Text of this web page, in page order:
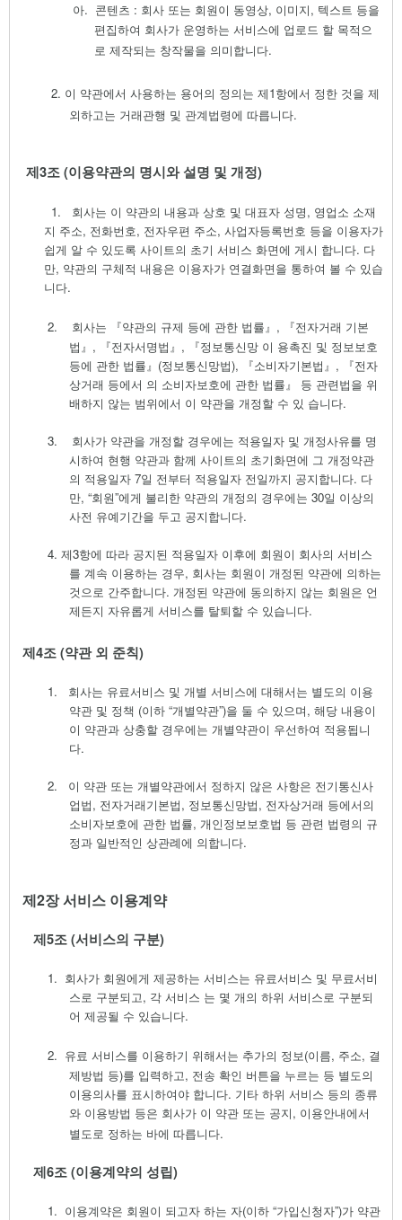
아. 콘텐츠 : 회사 또는 회원이 동영상, 이미지, 텍스트 등을
편집하여 회사가 운영하는 서비스에 업로드 할 목적으
로 제작되는 창작물을 의미합니다.
2. 이 약관에서 사용하는 용어의 정의는 제1항에서 정한 것을 제
외하고는 거래관행 및 관계법령에 따릅니다.
제3조(이용약관의 명시와 설명 및 개정)
1. 회사는 이 약관의 내용과 상호 및 대표자 성명, 영업소 소재
지 주소, 전화번호, 전자우편 주소, 사업자등록번호 등을 이용자가
쉽게 알 수 있도록 사이트의 초기 서비스 화면에 게시 합니다. 다
만, 약관의 구체적 내용은 이용자가 연결화면을 통하여 볼 수 있습
니다.
2. 회사는 『약관의 규제 등에 관한 법률』 ,
『전자거래 기본
법』 , 『전자서명법』 ,
『정보통신망 이 용촉진 및 정보보호
등에 관한 법률』 (정보통신망법), 『소비자기본법』 ,
『전자
상거래 등에서 의 소비자보호에 관한 법률』 등 관련법을 위
배하지 않는 범위에서 이 약관을 개정할 수 있 습니다.
3.
회사가 약관을 개정할 경우에는 적용일자 및 개정사유를 명
시하여 현행 약관과 함께 사이트의 초기화면에 그 개정약관
의 적용일자 7일 전부터 적용일자 전일까지 공지합니다. 다
만, “회원”에게 불리한 약관의 개정의 경우에는 30일 이상의
사전 유예기간을 두고 공지합니다.
4. 제3항에 따라 공지된 적용일자 이후에 회원이 회사의 서비스
를 계속 이용하는 경우, 회사는 회원이 개정된 약관에 의하는
것으로 간주합니다. 개정된 약관에 동의하지 않는 회원은 언
제든지 자유롭게 서비스를 탈퇴할 수 있습니다.
4조(약관 외 준칙)
1.
회사는 유료서비스 및 개별 서비스에 대해서는 별도의 이용
약관 및 정책 (이하 “개별약관”)을 둘 수 있으며, 해당 내용이
이 약관과 상충할 경우에는 개별약관이 우선하여 적용됩니
다.
2.
이 약관 또는 개별약관에서 정하지 않은 사항은 전기통신사
업법, 전자거래기본법, 정보통신망법, 전자상거래 등에서의
소비자보호에 관한 법률, 개인정보보호법 등 관련 법령의 규
정과 일반적인 상관례에 의합니다.
제2장 서비스 이용계약
제5조(서비스의 구분)
1. 회사가 회원에게 제공하는 서비스는 유료서비스 및 무료서비
스로 구분되고, 각 서비스 는 몇 개의 하위 서비스로 구분되
어 제공될 수 있습니다.
2. 유료 서비스를 이용하기 위해서는 추가의 정보(이름, 주소, 결
제방법 등)를 입력하고, 전송 확인 버튼을 누르는 등 별도의
이용의사를 표시하여야 합니다. 기타 하위 서비스 등의 종류
와 이용방법 등은 회사가 이 약관 또는 공지, 이용안내에서
별도로 정하는 바에 따릅니다.
제6조(이용계약의 성립)
1. 이용계약은 회원이 되고자 하는 자(이하 “가입신청자”)가 약관